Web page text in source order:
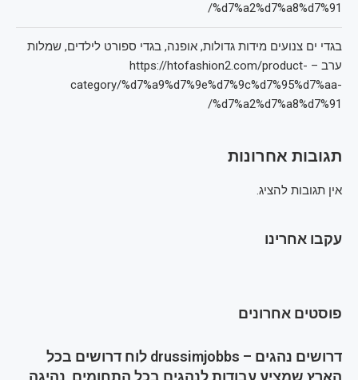
%d7%a2%d7%a8%d7%91/
בגדי ים צנועים מידות גדולות, אופנה, בגדי ספורט לילדים, שמלות
ערב – https://htofashion2.com/product-
category/%d7%a9%d7%9e%d7%9c%d7%95%d7%aa-
%d7%a2%d7%a8%d7%91/
תגובות אחרונות
אין תגובות להציג.
עקבו אחרינו
פוסטים אחרונים
דרושים נהגים – drussimjobbs לוח דרושים בכל